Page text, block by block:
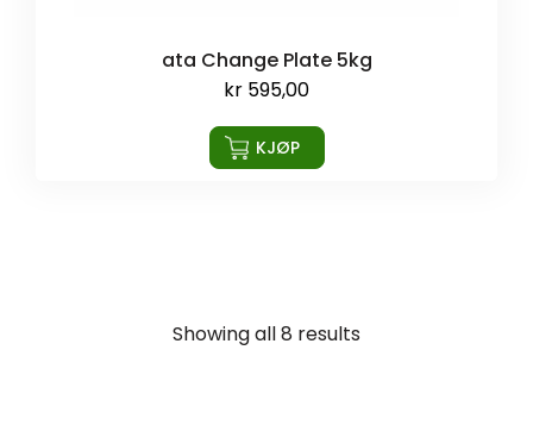
ata Change Plate 5kg
kr 595,00
KJØP
Showing all 8 results